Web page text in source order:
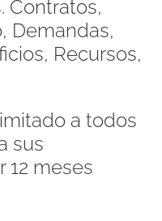
Contratos,
Demandas,
Recursos,
a todos
sus
12 meses